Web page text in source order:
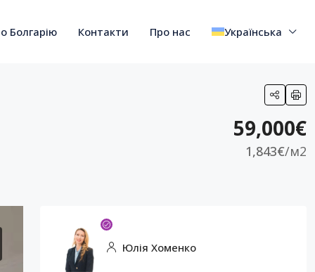
Болгарію Контакти Про нас Українська
59,000€
1,843€/м2
Юлія Хоменко